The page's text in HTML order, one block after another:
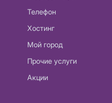
Телефон
Хостинг
Мой город
Прочие услуги
Акции